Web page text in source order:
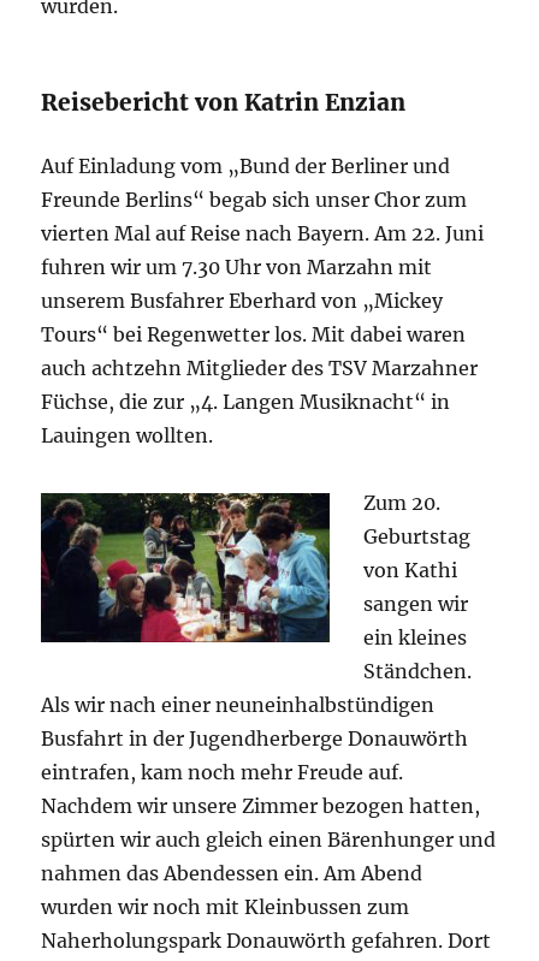
wurden.
Reisebericht von Katrin Enzian
Auf Einladung vom „Bund der Berliner und
Freunde Berlins“ begab sich unser Chor zum
vierten Mal auf Reise nach Bayern. Am 22. Juni
fuhren wir um 7.30 Uhr von Marzahn mit
unserem Busfahrer Eberhard von „Mickey
Tours“ bei Regenwetter los. Mit dabei waren
auch achtzehn Mitglieder des TSV Marzahner
Füchse, die zur „4. Langen Musiknacht“ in
Lauingen wollten.
Zum 20.
Geburtstag
von Kathi
sangen wir
ein kleines
Ständchen.
Als wir nach einer neuneinhalbstündigen
Busfahrt in der Jugendherberge Donauwörth
eintrafen, kam noch mehr Freude auf.
Nachdem wir unsere Zimmer bezogen hatten,
spürten wir auch gleich einen Bärenhunger und
nahmen das Abendessen ein. Am Abend
wurden wir noch mit Kleinbussen zum
Naherholungspark Donauwörth gefahren.Dort